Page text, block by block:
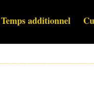
Temps additionnel